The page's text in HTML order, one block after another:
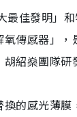
最佳發明」
氧傳感器」
紹燊團隊研
的感光薄膜